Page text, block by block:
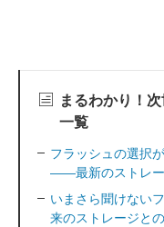
まるわかり！
一覧
フラッシュの選択
――最新のストレ
いまさら聞けない
来のストレージと